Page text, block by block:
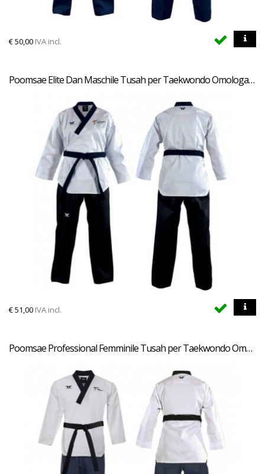
€50,00 IVA incl.
Poomsae Elite Dan Maschile Tusah per Taekwondo Omologato WT per forme e competizioni
€51,00 IVA incl.
Poomsae Professional Femminile Tusah per Taekwondo Omologato WT Made in Korea per forme e competizioni